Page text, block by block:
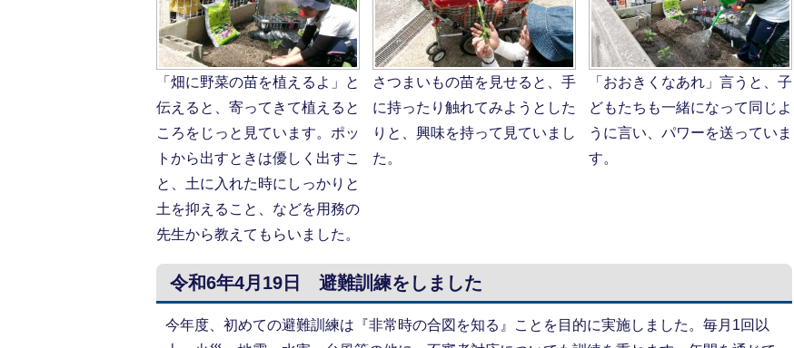
「畑に野菜の苗を植えるよ」と
伝えると、寄ってきて植えると
ころをじっと見ています。ポッ
トから出すときは優しく出すこ
と、土に入れた時にしっかりと
土を抑えること、などを用務の
先生から教えてもらいました。
さつまいもの苗を見せると、手
に持ったり触れてみようとした
りと、興味を持って見ていまし
た。
「おおきくなあれ」言うと、子
どもたちも一緒になって同じよ
うに言い、パワーを送っていま
す。
令和6年4月19日 避難訓練をしました
今年度、初めての避難訓練は『非常時の合図を知る』ことを目的に実施しました。毎月1回以